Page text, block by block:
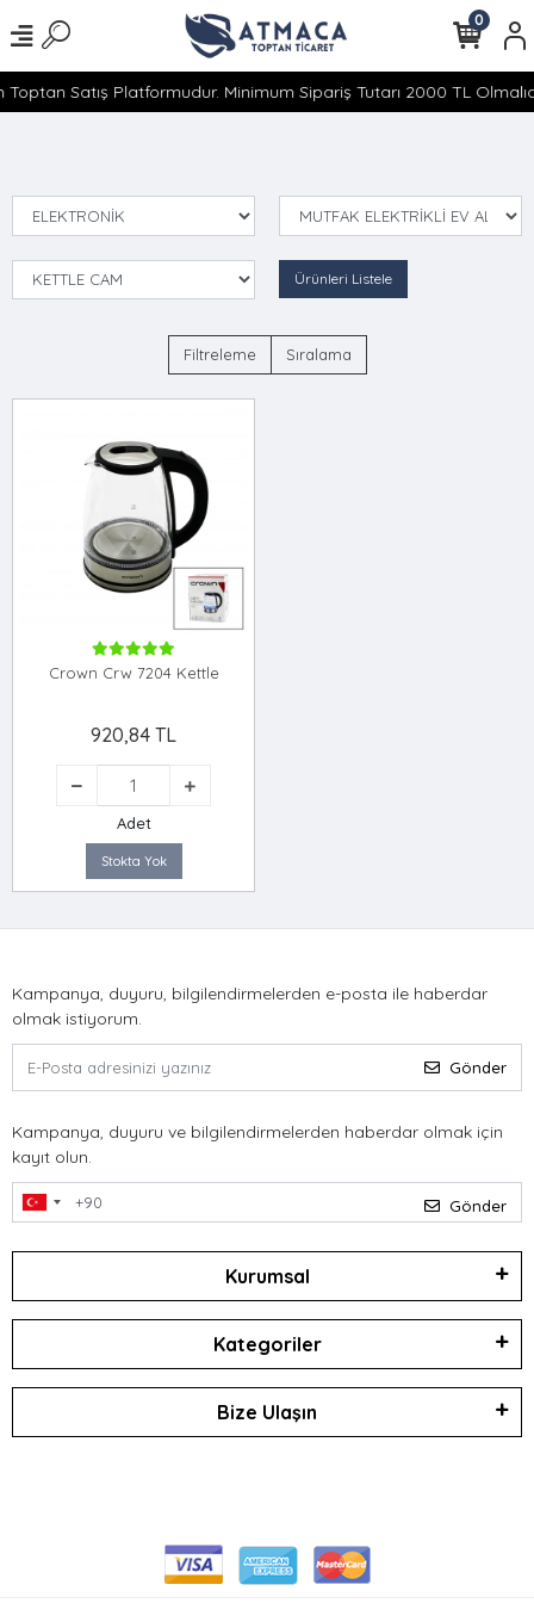
Satış Platformudur. Minimum Sipariş Tutarı 2000 TL
0
Ürünleri Listele
Filtreleme Sıralama
Crown Crw 7204 Kettle
920,84 TL
Adet
Stokta Yok
Kampanya, duyuru, bilgilendirmelerden e-posta ile haberdar
olmak istiyorum.
Gönder
Kampanya, duyuru ve bilgilendirmelerden haberdar olmak için
kayıt olun.
Gönder
Kurumsal
Kategoriler
Bize Ulaşın